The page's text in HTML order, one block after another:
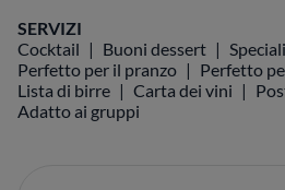
SERVIZI
Cocktail
Buoni dessert
Perfetto per il pranzo
Perfetto
Lista di birre
Carta dei vini
Adatto ai gruppi